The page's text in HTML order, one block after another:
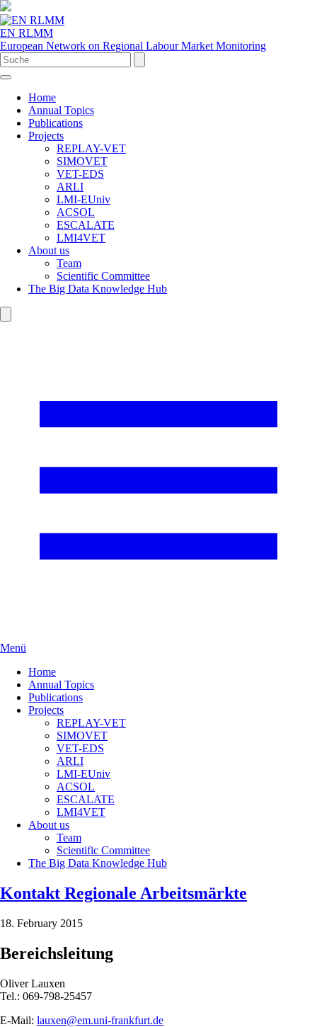
EN RLMM
European Network on Regional Labour Market Monitoring
Home
Annual Topics
Publications
Projects
REPLAY-VET
SIMOVET
VET-EDS
ARLI
LMI-EUniv
ACSOL
ESCALATE
LMI4VET
About us
Team
Scientific Committee
The Big Data Knowledge Hub
Menü
Home
Annual Topics
Publications
Projects
REPLAY-VET
SIMOVET
VET-EDS
ARLI
LMI-EUniv
ACSOL
ESCALATE
LMI4VET
About us
Team
Scientific Committee
The Big Data Knowledge Hub
Kontakt Regionale Arbeitsmärkte
18. February 2015
Bereichsleitung
Oliver Lauxen
Tel.: 069-798-25457
E-Mail: lauxen@em.uni-frankfurt.de